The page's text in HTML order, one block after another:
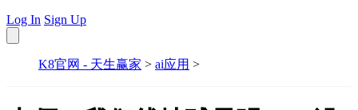
Log In Sign Up
K8官网 - 天生赢家 > ai应用 >